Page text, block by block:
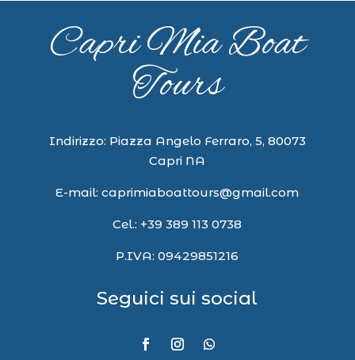
Capri Mia Boat
Tours
Indirizzo: Piazza Angelo Ferraro, 5, 80073
Capri NA
E-mail:caprimiaboattours@gmail.com
Cel.: +39 389 113 0738
P.IVA:09429851216
Seguici sui social